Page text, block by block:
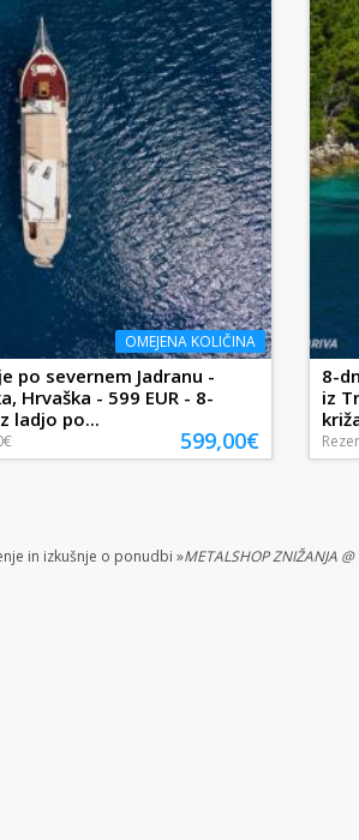
OMEJENA KOLIČINA
po severnem Jadranu -
Hrvaška - 599 EUR - 8-
ladjo po...
599,00€
8-
iz
in izkušnje o ponudbi »METALSHOP ZNIŽANJA